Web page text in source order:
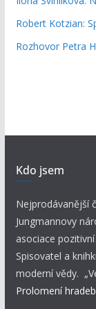
Robert Kotzian:
Rozhovor Petra
Kdo jsem
Nejprodávanější
Jungmannovy
asociace
Spisovatel a
moderní vědy.
Prolomení hradeb